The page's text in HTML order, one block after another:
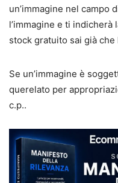
un’immagine nel campo
l’immagine e ti
stock gratuito sai già
Se un’immagine è
querelato per
c.p..